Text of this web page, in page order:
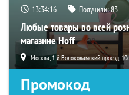
13:34:15 Получили:83
Любые товары во всей
магазине Hoff
Москва, 1-й Волоколамский проезд,
Промокод